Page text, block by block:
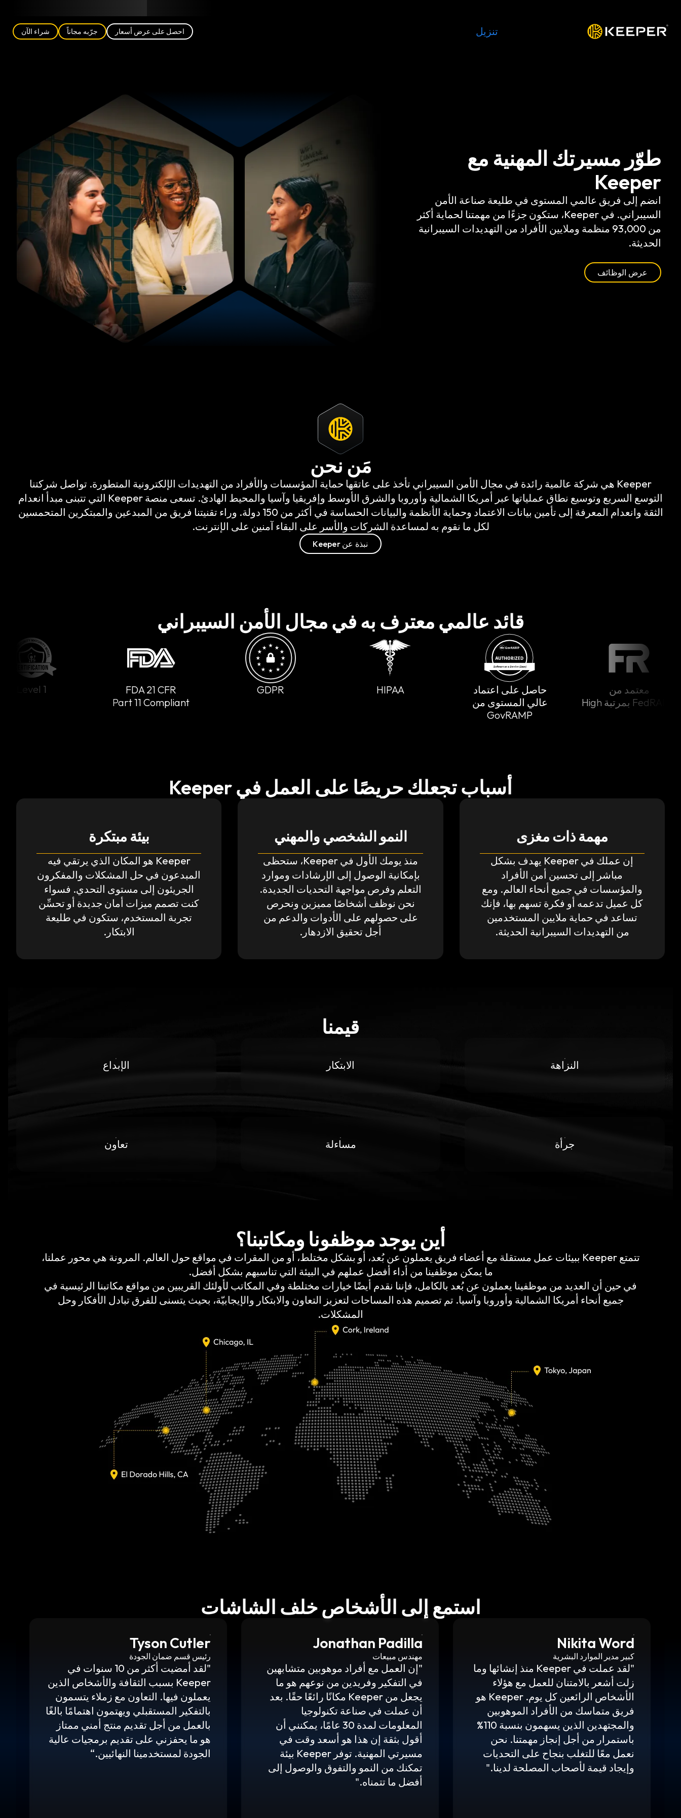
تنزيل احصل على عرض أسعار جرّبه مجاناً شراء الآن
طوّر مسيرتك المهنية مع
Keeper
انضم إلى فريق عالمي المستوى في طليعة صناعة الأمن
السيبراني. في Keeper، ستكون جزءًا من مهمتنا لحماية أكثر
من 93,000 منظمة وملايين الأفراد من التهديدات السيبرانية
الحديثة.
عرض الوظائف
مَن نحن
Keeper هي شركة عالمية رائدة في مجال الأمن السيبراني تأخذ على عاتقها حماية المؤسسات والأفراد من التهديدات الإلكترونية المتطورة. تواصل شركتنا
التوسع السريع وتوسيع نطاق عملياتها عبر أمريكا الشمالية وأوروبا والشرق الأوسط وإفريقيا وآسيا والمحيط الهادئ. تسعى منصة Keeper التي تتبنى مبدأ انعدام
الثقة وانعدام المعرفة إلى تأمين بيانات الاعتماد وحماية الأنظمة والبيانات الحساسة في أكثر من 150 دولة. وراء تقنيتنا فريق من المبدعين والمبتكرين المتحمسين
لكل ما نقوم به لمساعدة الشركات والأسر على البقاء آمنين على الإنترنت.
نبذة عن Keeper
قائد عالمي معترف به في مجال الأمن السيبراني
حاصل على اعتماد
عالي المستوى من
FDA 21 CFR
Part 11 Compliant
أسباب تجعلك حريصًا على العمل في Keeper
مهمة ذات مغزى
إن عملك في Keeper يهدف بشكل
مباشر إلى تحسين أمن الأفراد
والمؤسسات في جميع أنحاء العالم. ومع
كل عميل تدعمه أو فكرة تسهم بها، فإنك
تساعد في حماية ملايين المستخدمين
من التهديدات السيبرانية الحديثة.
النمو الشخصي والمهني
منذ يومك الأول في Keeper، ستحظى
بإمكانية الوصول إلى الإرشادات وموارد
التعلم وفرص مواجهة التحديات الجديدة.
نحن نوظف أشخاصًا مميزين ونحرص
على حصولهم على الأدوات والدعم من
أجل تحقيق الازدهار.
بيئة مبتكرة
Keeper هو المكان الذي يرتقي فيه
المبدعون في حل المشكلات والمفكرون
الجريئون إلى مستوى التحدي. فسواء
كنت تصمم ميزات أمان جديدة أو تحسِّن
تجربة المستخدم، ستكون في طليعة
الابتكار.
قيمنا
النزاهة الابتكار الإبداع
جرأة مساءلة تعاون
أين يوجد موظفونا ومكاتبنا؟
تتمتع Keeper ببيئات عمل مستقلة مع أعضاء فريق يعملون عن بُعد، أو بشكل مختلط، أو من المقرات في مواقع حول العالم. المرونة هي محور عملنا،
ما يمكن موظفينا من أداء أفضل عملهم في البيئة التي تناسبهم بشكل أفضل.
في حين أن العديد من موظفينا يعملون عن بُعد بالكامل، فإننا نقدم أيضًا خيارات مختلطة وفي المكاتب لأولئك القريبين من مواقع مكاتبنا الرئيسية في
جميع أنحاء أمريكا الشمالية وأوروبا وآسيا. تم تصميم هذه المساحات لتعزيز التعاون والابتكار والإيجابيّة، بحيث يتسنى للفرق تبادل الأفكار وحل
المشكلات.
استمع إلى الأشخاص خلف الشاشات
Nikita Word
كبير مدير الموارد البشرية
"لقد عملت في Keeper منذ إنشائها وما
زلت أشعر بالامتنان للعمل مع هؤلاء
الأشخاص الرائعين كل يوم. Keeper هو
فريق متماسك من الأفراد الموهوبين
والمجتهدين الذين يسهمون بنسبة 110%
باستمرار من أجل إنجاز مهمتنا. نحن
نعمل معًا للتغلب بنجاح على التحديات
وإيجاد قيمة لأصحاب المصلحة لدينا."
Jonathan Padilla
مهندس مبيعات
"إن العمل مع أفراد موهوبين متشابهين
في التفكير وفريدين من نوعهم هو ما
يجعل من Keeper مكانًا رائعًا حقًا. بعد
أن عملت في صناعة تكنولوجيا
المعلومات لمدة 30 عامًا، يمكنني أن
أقول بثقة إن هذا هو أسعد وقت في
مسيرتي المهنية. توفر Keeper بيئة
تمكنك من النمو والتفوق والوصول إلى
أفضل ما تتمناه."
Tyson Cutler
رئيس قسم ضمان الجودة
"لقد أمضيت أكثر من 10 سنوات في
Keeper بسبب الثقافة والأشخاص الذين
يعملون فيها. التعاون مع زملاء يتسمون
بالتفكير المستقبلي ويهتمون اهتمامًا بالغًا
بالعمل من أجل تقديم منتج أمني ممتاز
هو ما يحفزني على تقديم برمجيات عالية
الجودة لمستخدمينا النهائيين.“